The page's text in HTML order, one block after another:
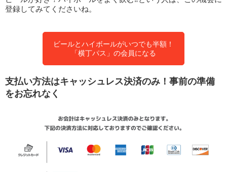
登録してみてくださいね。
ビールとハイボールがいつでも半額！
「横丁パス」の会員になる
支払い方法はキャッシュレス決済のみ！事前の準備
をお忘れなく